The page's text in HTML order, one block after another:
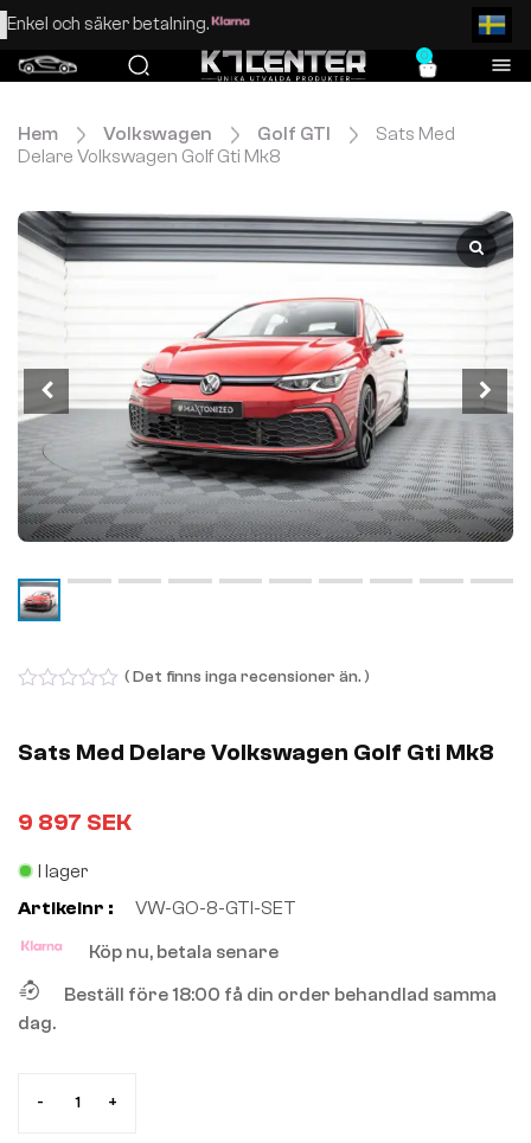
Enkel och säker betalning.
0
Hem Volkswagen Golf GTI
Sats Med
Delare Volkswagen Golf Gti Mk8
of
5
( Det finns inga recensioner än. )
Sats Med Delare Volkswagen Golf Gti Mk8
9 897 SEK
I lager
Artikelnr :
VW-GO-8-GTI-SET
Köp nu, betala senare
Beställ före 18:00 få din order behandlad samma
dag.
- +